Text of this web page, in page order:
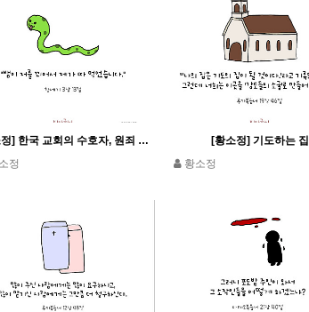
[황소정] 한국 교회의 수호자, 원죄 없이 잉태되신 복되신 동정 마리아 대축일
정
[황소정] 기도하는 집
황소정